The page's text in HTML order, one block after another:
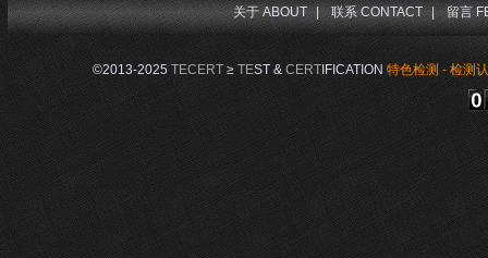
©2013-2025 TECERT≥ TEST & CERTIFICATION 特色检测 - 检测
关于 ABOUT | 联系 CONTACT | 留言